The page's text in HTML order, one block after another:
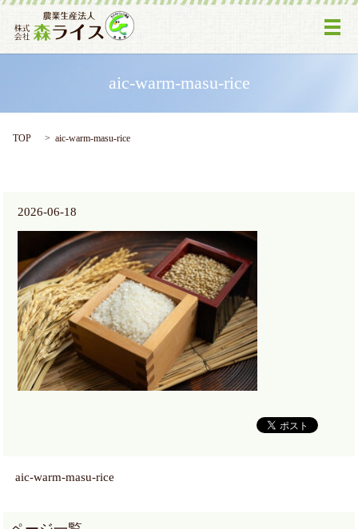
メ
aic-warm-masu-rice
TOP aic-warm-masu-rice
2026-06-18
aic-warm-masu-rice